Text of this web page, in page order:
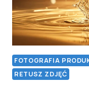
FOTOGRAFIA
RETUSZ ZDJĘĆ